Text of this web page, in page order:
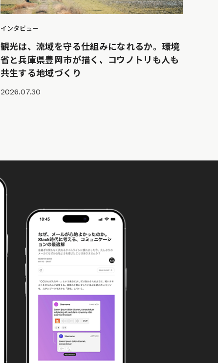
インタビュー
観光は、流域を守る仕組みになれるか。環境
省と兵庫県豊岡市が描く、コウノトリも人も
共生する地域づくり
2026.07.30